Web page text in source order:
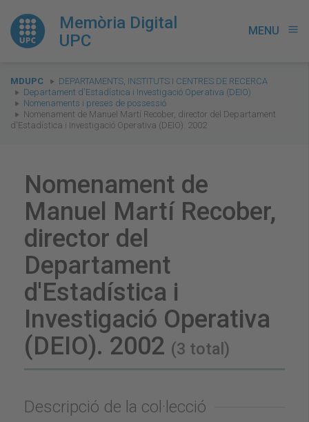
Memòria Digital
UPC
MENU menu
You
are
here:
MDUPC
DEPARTAMENTS, INSTITUTS I CENTRES DE RECERCA
Departament d'Estadística i Investigació Operativa (DEIO)
Nomenaments i preses de possessió
Nomenament de Manuel Martí Recober, director del Departament
d'Estadística i Investigació Operativa (DEIO). 2002
Nomenament de
Manuel Martí Recober,
director del
Departament
d'Estadística i
Investigació Operativa
(DEIO). 2002 (3 total)
Descripció de la col·lecció